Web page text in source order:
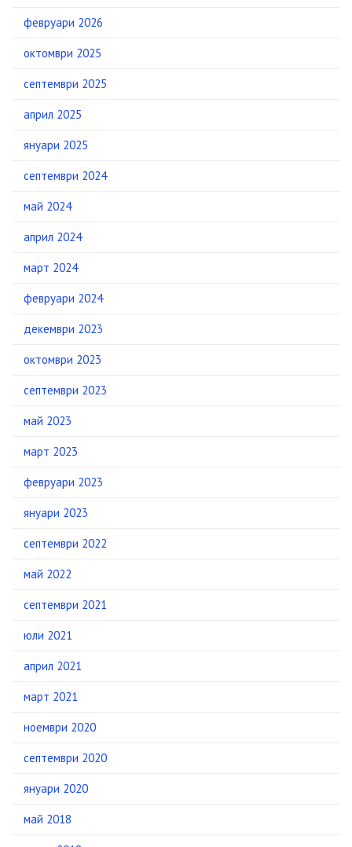
февруари 2026
октомври 2025
септември 2025
април 2025
януари 2025
септември 2024
май 2024
април 2024
март 2024
февруари 2024
декември 2023
октомври 2023
септември 2023
май 2023
март 2023
февруари 2023
януари 2023
септември 2022
май 2022
септември 2021
юли 2021
април 2021
март 2021
ноември 2020
септември 2020
януари 2020
май 2018